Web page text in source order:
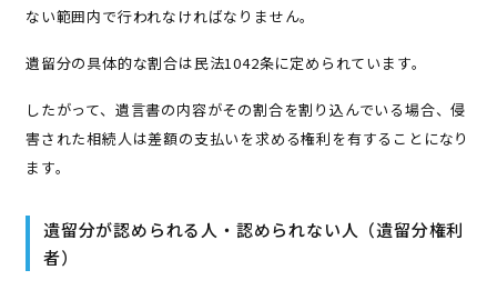
ない範囲内で行われなければなりません。
遺留分の具体的な割合は民法1042条に定められています。
したがって、遺言書の内容がその割合を割り込んでいる場合、侵
害された相続人は差額の支払いを求める権利を有することになり
ます。
遺留分が認められる人・認められない人（遺留分権利
者）